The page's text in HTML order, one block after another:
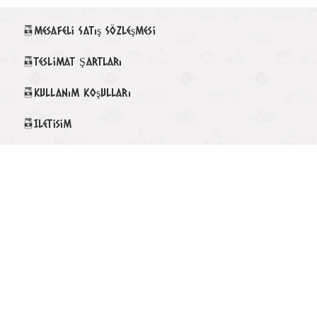
Mesafeli Satış Sözleşmesi
Teslimat Şartları
Kullanım Koşulları
Iletisim